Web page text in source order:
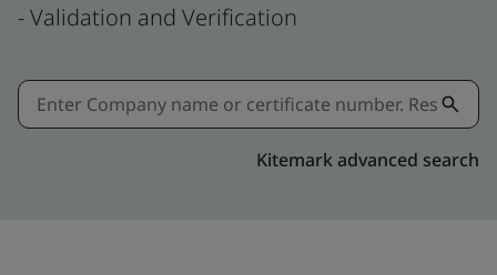
- Validation and Verification
Kitemark advanced search